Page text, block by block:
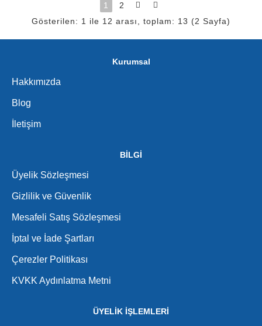
1
2
Gösterilen: 1 ile 12 arası, toplam: 13 (2 Sayfa)
Kurumsal
Hakkımızda
Blog
İletişim
BİLGİ
Üyelik Sözleşmesi
Gizlilik ve Güvenlik
Mesafeli Satış Sözleşmesi
İptal ve İade Şartları
Çerezler Politikası
KVKK Aydınlatma Metni
ÜYELİK İŞLEMLERİ